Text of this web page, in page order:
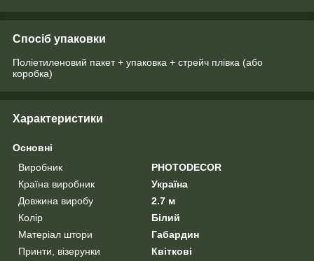
Спосіб упаковки
Поліетиленовий пакет + упаковка + стрейч плівка (або
коробка)
Характеристики
Основні
Виробник
PHOTODECOR
Країна виробник
Україна
Довжина виробу
2.7 м
Колір
Білий
Матеріал штори
Габардин
Принти, візерунки
Квіткові